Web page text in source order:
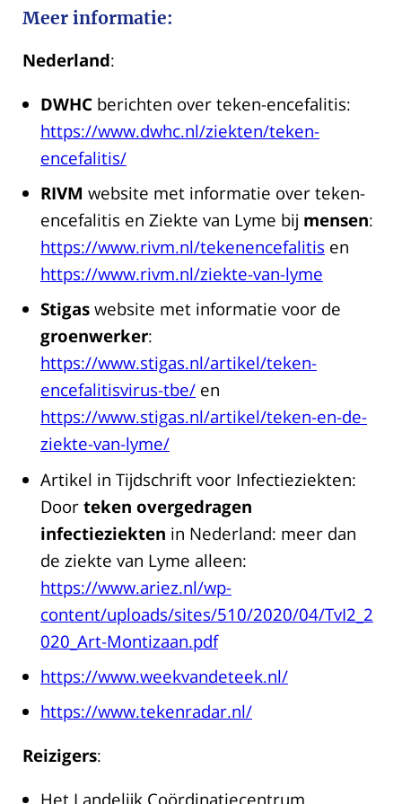
Meer informatie:
Nederland:
DWHC berichten over teken-encefalitis:
https://www.dwhc.nl/ziekten/teken-
encefalitis/
RIVM website met informatie over teken-
encefalitis en Ziekte van Lyme bij mensen:
https://www.rivm.nl/tekenencefalitis en
https://www.rivm.nl/ziekte-van-lyme
Stigas website met informatie voor de
groenwerker:
https://www.stigas.nl/artikel/teken-
encefalitisvirus-tbe/ en
https://www.stigas.nl/artikel/teken-en-de-
ziekte-van-lyme/
Artikel in Tijdschrift voor Infectieziekten:
Door teken overgedragen
infectieziekten in Nederland: meer dan
de ziekte van Lyme alleen:
https://www.ariez.nl/wp-
content/uploads/sites/510/2020/04/TvI2_2
020_Art-Montizaan.pdf
https://www.weekvandeteek.nl/
https://www.tekenradar.nl/
Reizigers:
Het Landelijk Coördinatiecentrum